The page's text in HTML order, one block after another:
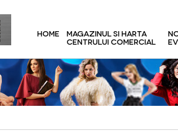
HOME
MAGAZINUL SI HARTA
CENTRULUI COMERCIAL